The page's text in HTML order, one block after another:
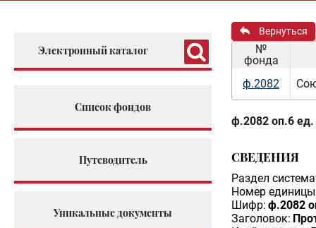
Электронный каталог
Список фондов
Путеводитель
Уникальные документы
Вернуться
№
фонда
ф.2082
ф.2082 оп.6 ед.
СВЕДЕНИЯ
Раздел
Номер единицы
Шифр: ф.2082
Заголовок: